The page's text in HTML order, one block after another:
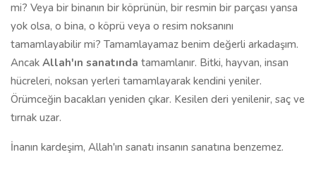
mi? Veya bir binanın bir köprünün, bir resmin bir parçası yansa
yok olsa, o bina, o köprü veya o resim noksanını
tamamlayabilir mi? Tamamlayamaz benim değerli arkadaşım.
Ancak Allah'ın sanatında tamamlanır. Bitki, hayvan, insan
hücreleri, noksan yerleri tamamlayarak kendini yeniler.
Örümceğin bacakları yeniden çıkar. Kesilen deri yenilenir, saç ve
tırnak uzar.
İnanın kardeşim, Allah'ın sanatı insanın sanatına benzemez.